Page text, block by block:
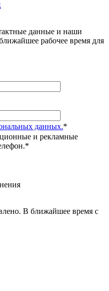
данные и наши
рабочее время для
данных.*
и рекламные
*
В ближайшее время с